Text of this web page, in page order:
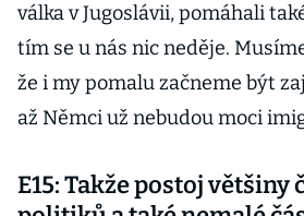
válka v Jugoslávii, pomáhali
tím se u nás nic neděje.
že i my pomalu začneme být
až Němci už nebudou moci
E15: Takže postoj většiny